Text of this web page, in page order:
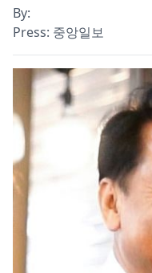
By:
Press: 중앙일보